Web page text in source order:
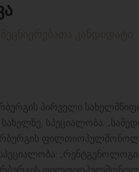
პირველი
სპეციალობა: